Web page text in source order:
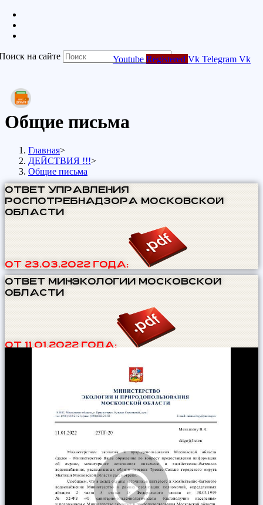
на сайте Youtube Registered Vk Telegram Vk
Общие письма
Главная>
ДЕЙСТВИЯ !!!>
Общие письма
ОТВЕТ Управления
Роспотребнадзора Московской
области
от 23.03.2022 года:
ОТВЕТ Минэкологии Московской
области
от 11.01.2022 года: